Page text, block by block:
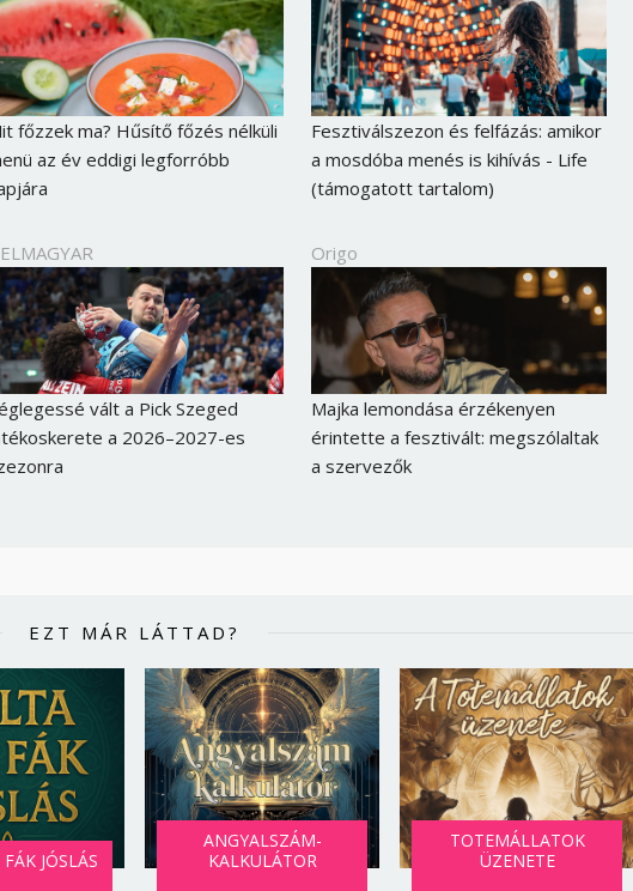
főzzek ma? Hűsítő főzés nélküli
az év eddigi legforróbb
Fesztiválszezon és felfázás: amikor
a mosdóba menés is kihívás - Life
(támogatott tartalom)
vált a Pick Szeged
a 2026–2027-es
Origo
Majka lemondása érzékenyen
érintette a fesztivált: megszólaltak
a szervezők
EZT MÁR LÁTTAD?
JÓSLÁS
ANGYALSZÁM-
KALKULÁTOR
TOTEMÁLLATOK
ÜZENETE